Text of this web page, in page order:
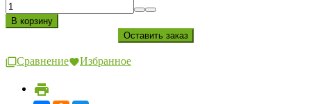
Сравнение Избранное